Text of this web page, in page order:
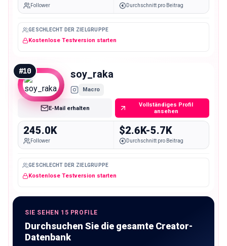
Follower Durchschnitt pro Beitrag
GESCHLECHT DER ZIELGRUPPE
Kostenlose Testversion starten
#10 soy_raka
Macro
E-Mail erhalten
Vollständiges Profil
ansehen
245.0K
Follower
$2.6K-5.7K
Durchschnitt pro Beitrag
GESCHLECHT DER ZIELGRUPPE
Kostenlose Testversion starten
SIE SEHEN 15 PROFILE
Durchsuchen Sie die gesamte Creator-
Datenbank